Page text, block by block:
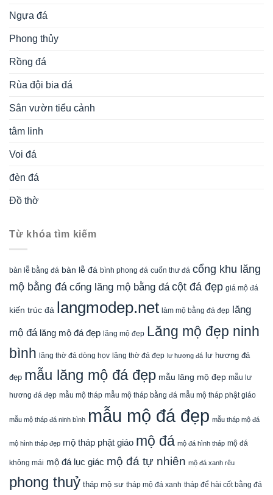
Ngựa đá
Phong thủy
Rồng đá
Rùa đội bia đá
Sân vườn tiểu cảnh
tâm linh
Voi đá
đèn đá
Đồ thờ
Từ khóa tìm kiếm
bàn lễ bằng đá bàn lễ đá bình phong đá cuốn thư đá cổng khu lăng
mộ bằng đá cổng lăng mộ bằng đá cột đá đẹp giá mộ đá
kiến trúc đá langmodep.net làm mộ bằng đá đẹp lăng
mộ đá lăng mộ đá đẹp lăng mộ đẹp Lăng mộ đẹp ninh
bình lăng thờ đá dòng họv lăng thờ đá đẹp lư hương đá lư hương đá
đẹp mẫu lăng mộ đá đẹp mẫu lăng mộ đẹp mẫu lư
hương đá đẹp mẫu mộ tháp mẫu mộ tháp bằng đá mẫu mộ tháp phật giáo
mẫu mộ tháp đá ninh bình mẫu mộ đá đẹp mẫu tháp mộ đá
mộ hình tháp đẹp mộ tháp phật giáo mộ đá mộ đá hình tháp mộ đá
không mái mộ đá lục giác mộ đá tự nhiên mộ đá xanh rêu
phong thuỷ tháp mộ sư tháp mộ đá xanh tháp để hài cốt bằng đá